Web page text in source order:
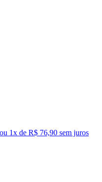
ou 1x de R$ 76,90 sem juros